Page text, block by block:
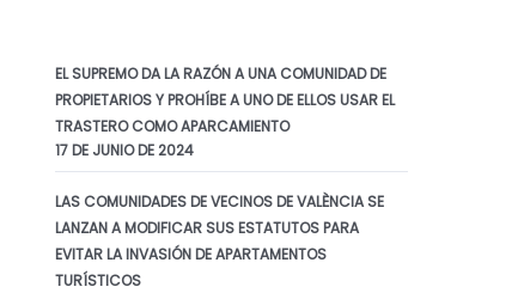
EL SUPREMO DA LA RAZÓN A UNA COMUNIDAD DE
PROPIETARIOS Y PROHÍBE A UNO DE ELLOS USAR EL
TRASTERO COMO APARCAMIENTO
17 DE JUNIO DE 2024
LAS COMUNIDADES DE VECINOS DE VALÈNCIA SE
LANZAN A MODIFICAR SUS ESTATUTOS PARA
EVITAR LA INVASIÓN DE APARTAMENTOS
TURÍSTICOS